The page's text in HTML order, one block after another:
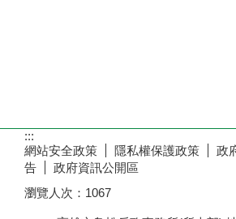
:::
網站安全政策
隱私權保護政策
政
告
政府資訊公開區
瀏覽人次： 1067